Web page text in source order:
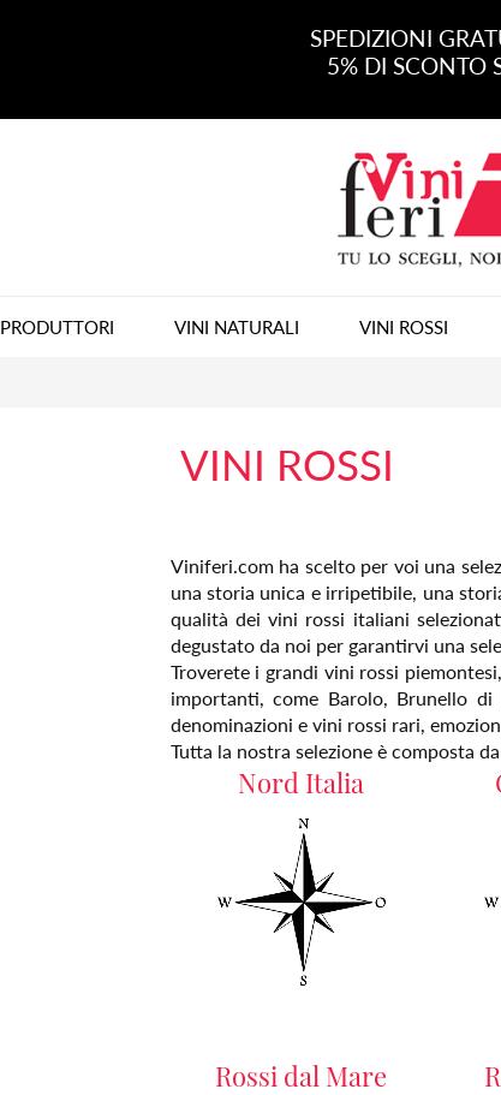
SPEDIZIONI
5% DI SCONTO
PRODUTTORI VINI NATURALI VINI ROSSI
VINI ROSSI
Viniferi.com ha scelto per voi una
una storia unica e irripetibile, una
qualità dei vini rossi italiani
degustato da noi per garantirvi una
Troverete i grandi vini rossi
importanti, come Barolo, Brunello di
denominazioni e vini rossi rari,
Tutta la nostra selezione è composta
Nord Italia
Rossi dal Mare